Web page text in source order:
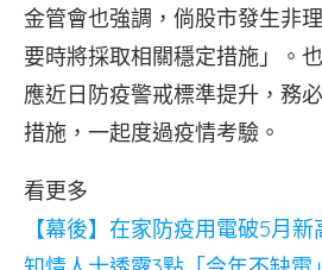
金管會也強調，倘股市發生非
要時將採取相關穩定措施」。
應近日防疫警戒標準提升，務
措施，一起度過疫情考驗。
看更多
【幕後】在家防疫用電破5月